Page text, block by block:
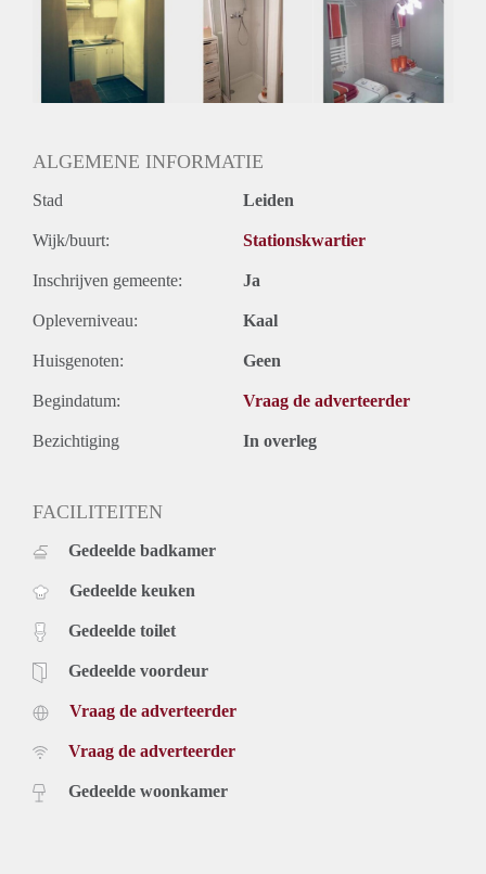
ALGEMENE INFORMATIE
Stad Leiden
Wijk/buurt: Stationskwartier
Inschrijven gemeente: Ja
Opleverniveau: Kaal
Huisgenoten: Geen
Begindatum: Vraag de adverteerder
Bezichtiging In overleg
FACILITEITEN
Gedeelde badkamer
Gedeelde keuken
Gedeelde toilet
Gedeelde voordeur
Vraag de adverteerder
Vraag de adverteerder
Gedeelde woonkamer